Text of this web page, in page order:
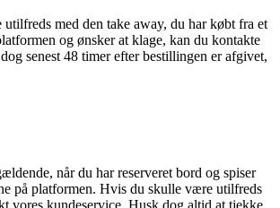
med den take away, du har købt fra et
og ønsker at klage, kan du kontakte
senest 48 timer efter bestillingen er afgivet,
når du har reserveret bord og spiser
på platformen. Hvis du skulle være utilfreds
vores kundeservice. Husk dog altid at tjekke